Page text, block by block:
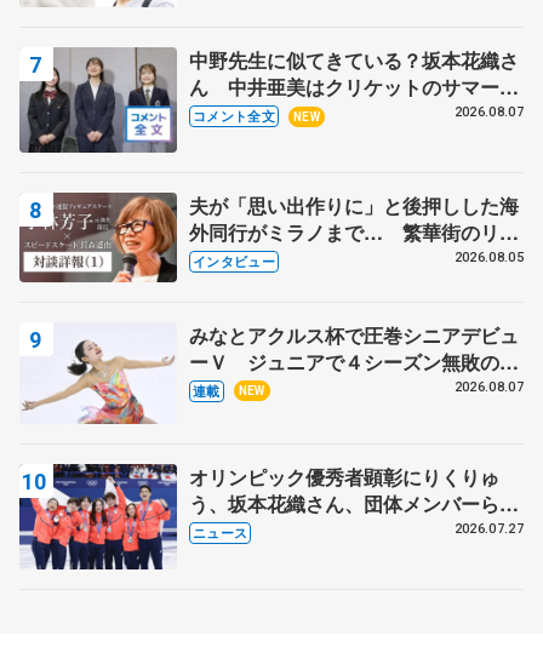
中野先生に似てきている？坂本花織さ
ん 中井亜美はクリケットのサマーキ
ャンプに 島田麻央はたくさん試合に
コメント全文 NEW 2026.08.07
夫が「思い出作りに」と後押しした海
外同行がミラノまで… 繁華街のリン
クでは不良のお兄さんも味方に 小林
インタビュー 2026.08.05
みなとアクルス杯で圧巻シニアデビュ
ーＶ ジュニアで４シーズン無敗の島
田麻央
連載 NEW 2026.08.07
オリンピック優秀者顕彰にりくりゅ
う、坂本花織さん、団体メンバーら
8月7日に文科省が表彰式、ブルーノ・
ニュース 2026.07.27